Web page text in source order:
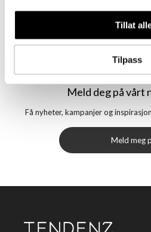
Tillat
Tilpass
Meld deg på vårt
Få nyheter, kampanjer og
Meld meg